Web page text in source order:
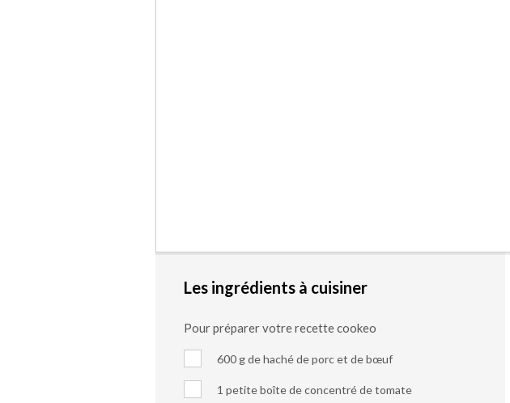
Les ingrédients à cuisiner
Pour préparer votre recette cookeo
600 g de haché de porc et de bœuf
1 petite boîte de concentré de tomate